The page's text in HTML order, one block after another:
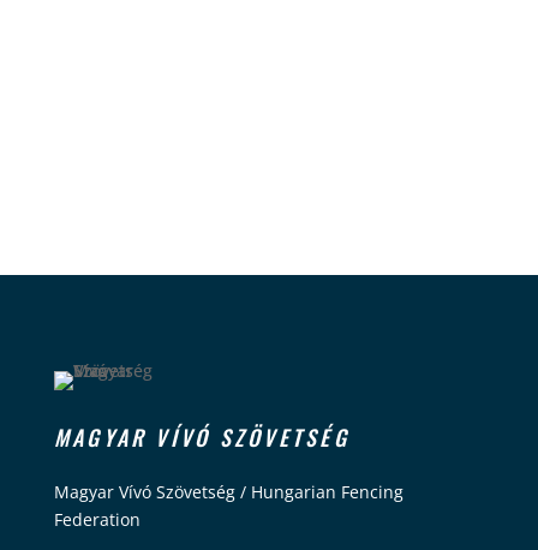
MAGYAR VÍVÓ SZÖVETSÉG
Magyar Vívó Szövetség / Hungarian Fencing
Federation